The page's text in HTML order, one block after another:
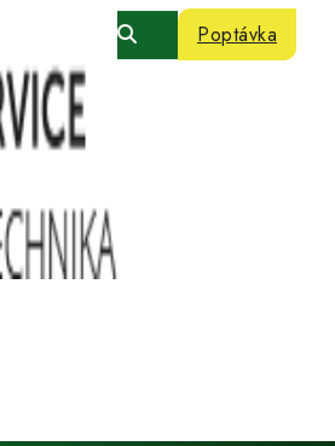
Poptávka